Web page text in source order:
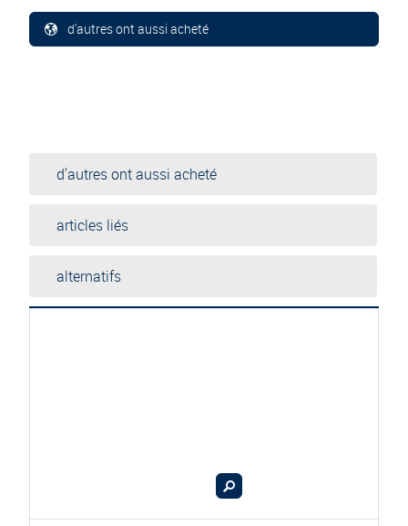
d'autres ont aussi acheté
d'autres ont aussi acheté
articles liés
alternatifs